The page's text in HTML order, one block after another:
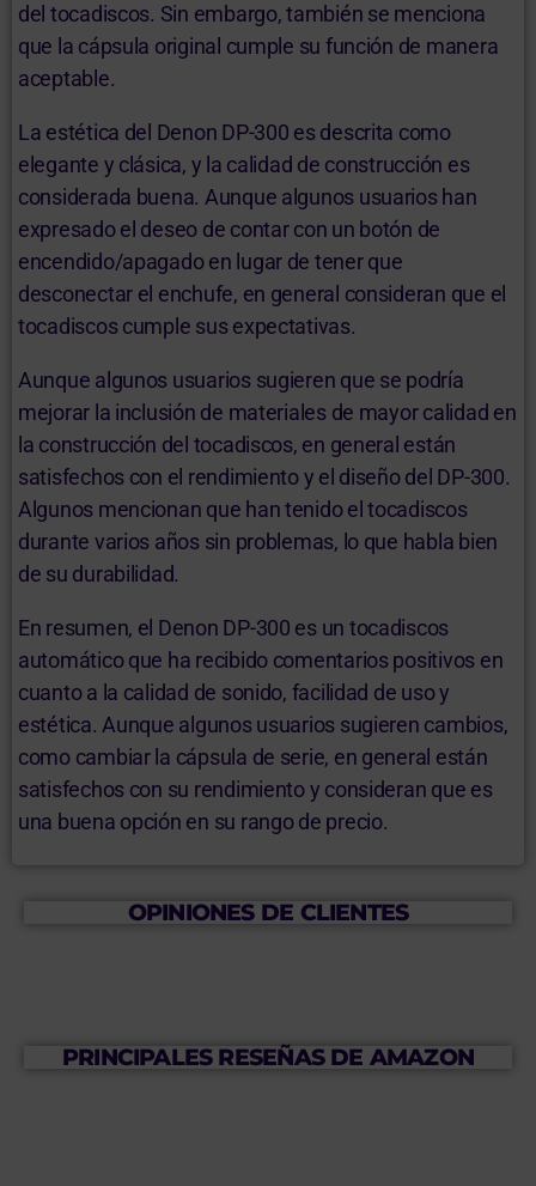
del tocadiscos. Sin embargo, también se menciona
que la cápsula original cumple su función de manera
aceptable.
La estética del Denon DP-300 es descrita como
elegante y clásica, y la calidad de construcción es
considerada buena. Aunque algunos usuarios han
expresado el deseo de contar con un botón de
encendido/apagado en lugar de tener que
desconectar el enchufe, en general consideran que el
tocadiscos cumple sus expectativas.
Aunque algunos usuarios sugieren que se podría
mejorar la inclusión de materiales de mayor calidad en
la construcción del tocadiscos, en general están
satisfechos con el rendimiento y el diseño del DP-300.
Algunos mencionan que han tenido el tocadiscos
durante varios años sin problemas, lo que habla bien
de su durabilidad.
En resumen, el Denon DP-300 es un tocadiscos
automático que ha recibido comentarios positivos en
cuanto a la calidad de sonido, facilidad de uso y
estética. Aunque algunos usuarios sugieren cambios,
como cambiar la cápsula de serie, en general están
satisfechos con su rendimiento y consideran que es
una buena opción en su rango de precio.
OPINIONES DE CLIENTES
PRINCIPALES RESEÑAS DE AMAZON